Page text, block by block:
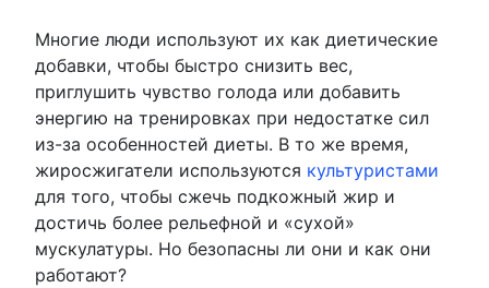
Многие люди используют их как диетические
добавки, чтобы быстро снизить вес,
приглушить чувство голода или добавить
энергию на тренировках при недостатке сил
из-за особенностей диеты. В то же время,
жиросжигатели используются культуристами
для того, чтобы сжечь подкожный жир и
достичь более рельефной и «сухой»
мускулатуры. Но безопасны ли они и как они
работают?